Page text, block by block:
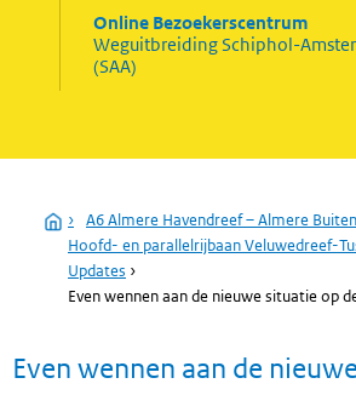
Online Bezoekerscentrum
WeguitbreidingSchiphol-
(SAA)
Home
› A6 Almere Havendreef – Almere
Hoofd- en parallelrijbaan Veluwedreef-
Updates ›
Even wennen aan de nieuwe situatie op
Even wennen aan de